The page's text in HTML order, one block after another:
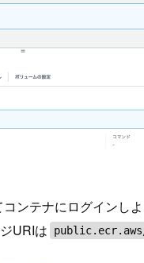
ンテナにログインしよ
URIは